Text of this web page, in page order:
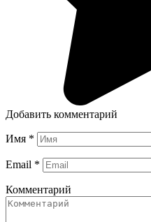
Добавить комментарий
Имя *
Email *
Комментарий